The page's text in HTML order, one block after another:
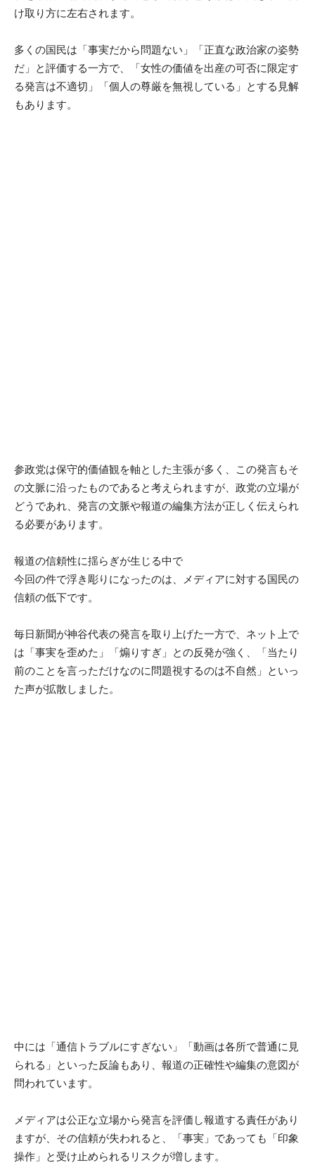
け取り方に左右されます。
多くの国民は「事実だから問題ない」「正直な政治家の姿勢
だ」と評価する一方で、「女性の価値を出産の可否に限定す
る発言は不適切」「個人の尊厳を無視している」とする見解
もあります。
参政党は保守的価値観を軸とした主張が多く、この発言もそ
の文脈に沿ったものであると考えられますが、政党の立場が
どうであれ、発言の文脈や報道の編集方法が正しく伝えられ
る必要があります。
報道の信頼性に揺らぎが生じる中で
今回の件で浮き彫りになったのは、メディアに対する国民の
信頼の低下です。
毎日新聞が神谷代表の発言を取り上げた一方で、ネット上で
は「事実を歪めた」「煽りすぎ」との反発が強く、「当たり
前のことを言っただけなのに問題視するのは不自然」といっ
た声が拡散しました。
中には「通信トラブルにすぎない」「動画は各所で普通に見
られる」といった反論もあり、報道の正確性や編集の意図が
問われています。
メディアは公正な立場から発言を評価し報道する責任があり
ますが、その信頼が失われると、「事実」であっても「印象
操作」と受け止められるリスクが増します。